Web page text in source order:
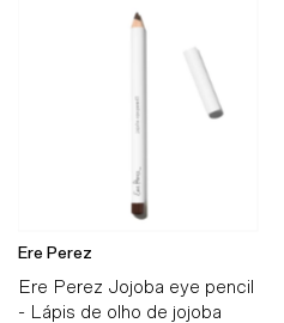
Ere Perez
Ere Perez Jojoba eye pencil
- Lápis de olho de jojoba